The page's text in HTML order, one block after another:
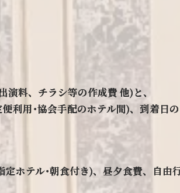
料、チラシ等の作成費 他)と、
利用･協会手配のホテル間)、到着日
ホテル･朝食付き)、昼夕食費、自由